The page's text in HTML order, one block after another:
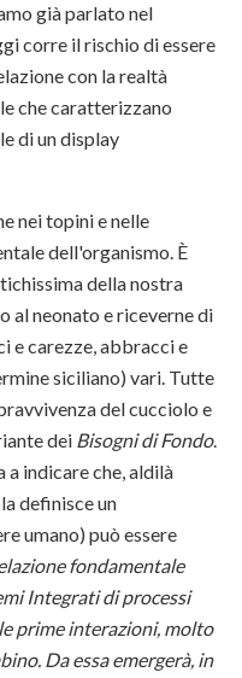
già parlato nel
corre il rischio di essere
con la realtà
che caratterizzano
di un display
nei topini e nelle
dell'organismo. È
della nostra
al neonato e riceverne di
e carezze, abbracci e
siciliano) vari. Tutte
del cucciolo e
dei Bisogni di Fondo.
a indicare che, aldilà
definisce un
umano) può essere
fondamentale
Integrati di processi
prime interazioni, molto
Da essa emergerà, in